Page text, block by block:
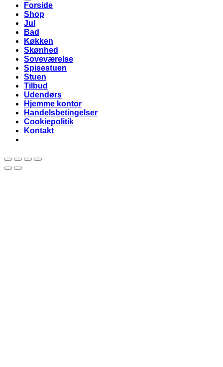
Forside
Shop
Jul
Bad
Køkken
Skønhed
Soveværelse
Spisestuen
Stuen
Tilbud
Udendørs
Hjemme kontor
Handelsbetingelser
Cookiepolitik
Kontakt